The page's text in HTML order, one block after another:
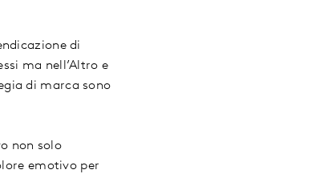
di
ma nell’Altro e
di marca sono
non solo
emotivo per